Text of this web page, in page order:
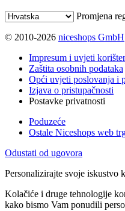
Promjena
© 2010-2026 niceshops GmbH
Impresum i uvjeti
Zaštita osobnih podataka
Opći uvjeti poslovanja i
Izjava o pristupačnosti
Postavke privatnosti
Poduzeće
Ostale Niceshops web
Odustati od ugovora
Personalizirajte svoje iskustvo
Kolačiće i druge tehnologije
kako bismo Vam ponudili